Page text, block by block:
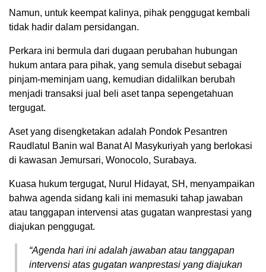
Namun, untuk keempat kalinya, pihak penggugat kembali
tidak hadir dalam persidangan.
Perkara ini bermula dari dugaan perubahan hubungan
hukum antara para pihak, yang semula disebut sebagai
pinjam-meminjam uang, kemudian didalilkan berubah
menjadi transaksi jual beli aset tanpa sepengetahuan
tergugat.
Aset yang disengketakan adalah Pondok Pesantren
Raudlatul Banin wal Banat Al Masykuriyah yang berlokasi
di kawasan Jemursari, Wonocolo, Surabaya.
Kuasa hukum tergugat, Nurul Hidayat, SH, menyampaikan
bahwa agenda sidang kali ini memasuki tahap jawaban
atau tanggapan intervensi atas gugatan wanprestasi yang
diajukan penggugat.
“Agenda hari ini adalah jawaban atau tanggapan
intervensi atas gugatan wanprestasi yang diajukan